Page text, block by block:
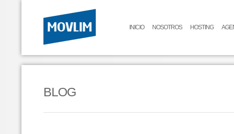
INICIO NOSOTROS HOSTING
BLOG